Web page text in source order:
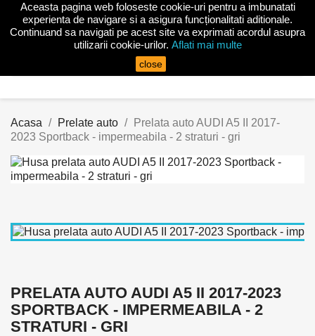
Acasa Prelate auto
Prelata auto AUDI A5 II 2017-
2023 Sportback - impermeabila - 2 straturi - gri
PRELATA AUTO AUDI A5 II 2017-2023
SPORTBACK - IMPERMEABILA - 2
STRATURI - GRI
Aceasta pagina web foloseste cookie-uri pentru a imbunatati
experienta de navigare si a asigura funcționalitati aditionale.
Continuand sa navigati pe acest site va exprimati acordul asupra
utilizarii cookie-urilor. Aflati mai multe
close